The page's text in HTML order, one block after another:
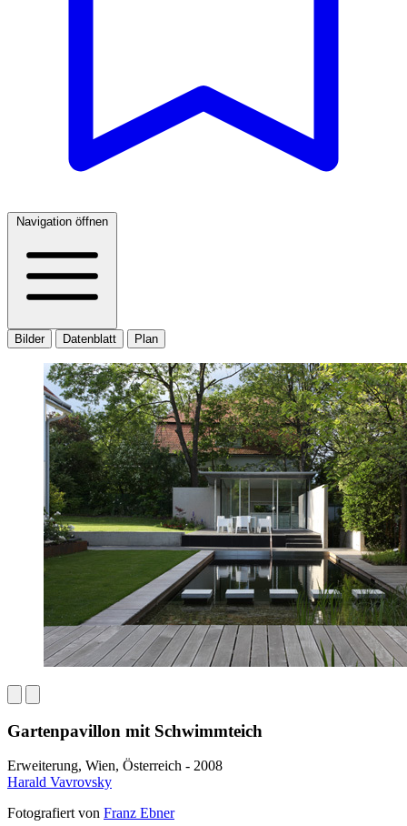
Navigation öffnen
Bilder Datenblatt Plan
Gartenpavillon mit Schwimmteich
Erweiterung, Wien, Österreich - 2008
Harald Vavrovsky
Fotografiert von Franz Ebner